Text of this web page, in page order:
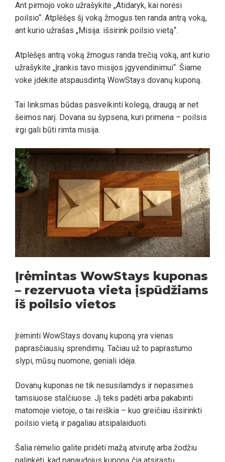
Ant pirmojo voko užrašykite „Atidaryk, kai norėsi
poilsio“. Atplėšęs šį voką žmogus ten randa antrą voką,
ant kurio užrašas „Misija: išsirink poilsio vietą“.
Atplėšęs antrą voką žmogus randa trečią voką, ant kurio
užrašykite „Įrankis tavo misijos įgyvendinimui“. Šiame
voke įdėkite atspausdintą WowStays dovanų kuponą.
Tai linksmas būdas pasveikinti kolegą, draugą ar net
šeimos narį. Dovana su šypsena, kuri primena – poilsis
irgi gali būti rimta misija.
Įrėmintas WowStays kuponas
– rezervuota vieta įspūdžiams
iš poilsio vietos
Įrėminti WowStays dovanų kuponą yra vienas
paprasčiausių sprendimų. Tačiau už to paprastumo
slypi, mūsų nuomone, geniali idėja.
Dovanų kuponas ne tik nesusilamdys ir nepasimes
tamsiuose stalčiuose. Jį teks padėti arba pakabinti
matomoje vietoje, o tai reiškia – kuo greičiau išsirinkti
poilsio vietą ir pagaliau atsipalaiduoti.
Šalia rėmelio galite pridėti mažą atvirutę arba žodžiu